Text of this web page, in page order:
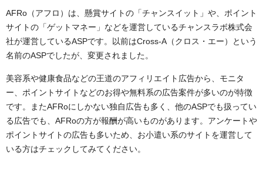
AFRo（アフロ）は、懸賞サイトの「チャンスイット」や、ポイント
サイトの「ゲットマネー」などを運営しているチャンスラボ株式会
社が運営しているASPです。以前はCross-A（クロス・エー）という
名前のASPでしたが、変更されました。
美容系や健康食品などの王道のアフィリエイト広告から、モニタ
ー、ポイントサイトなどのお得や無料系の広告案件が多いのが特徴
です。またAFRoにしかない独自広告も多く、他のASPでも扱ってい
る広告でも、AFRoの方が報酬が高いものがあります。アンケートや
ポイントサイトの広告も多いため、お小遣い系のサイトを運営して
いる方はチェックしてみてください。